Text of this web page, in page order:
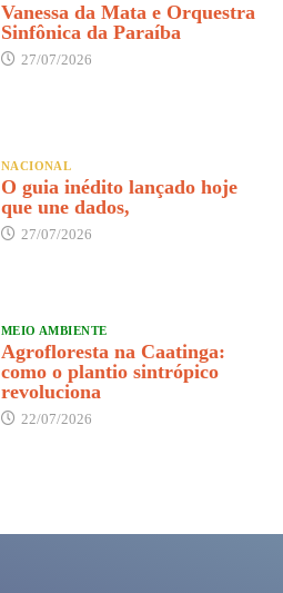
Vanessa da Mata e Orquestra
Sinfônica da Paraíba
27/07/2026
NACIONAL
O guia inédito lançado hoje
que une dados,
27/07/2026
MEIO AMBIENTE
Agrofloresta na Caatinga:
como o plantio sintrópico
revoluciona
22/07/2026